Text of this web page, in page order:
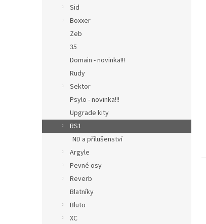
Sid
Boxxer
Zeb
35
Domain - novinka!!!
Rudy
Sektor
Psylo - novinka!!!
Upgrade kity
RS1
ND a přílušenství
Argyle
Pevné osy
Reverb
Blatníky
Bluto
XC